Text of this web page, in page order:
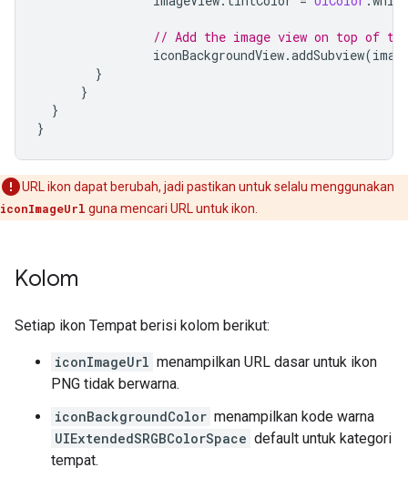
// Add the image view on top of the
iconBackgroundView.addSubview(
}
}
}
}
URL ikon dapat berubah, jadi pastikan untuk selalu menggunakan
iconImageUrl guna mencari URL untuk ikon.
Kolom
Setiap ikon Tempat berisi kolom berikut:
iconImageUrl menampilkan URL dasar untuk ikon
PNG tidak berwarna.
iconBackgroundColor menampilkan kode warna
UIExtendedSRGBColorSpace default untuk kategori
tempat.